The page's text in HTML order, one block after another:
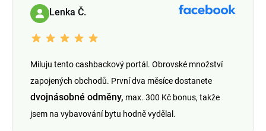
Lenka Č.
Miluju tento cashbackový portál. Obrovské množství
zapojených obchodů. První dva měsíce dostanete
dvojnásobné odměny, max. 300 Kč bonus, takže
jsem na vybavování bytu hodně vydělal.